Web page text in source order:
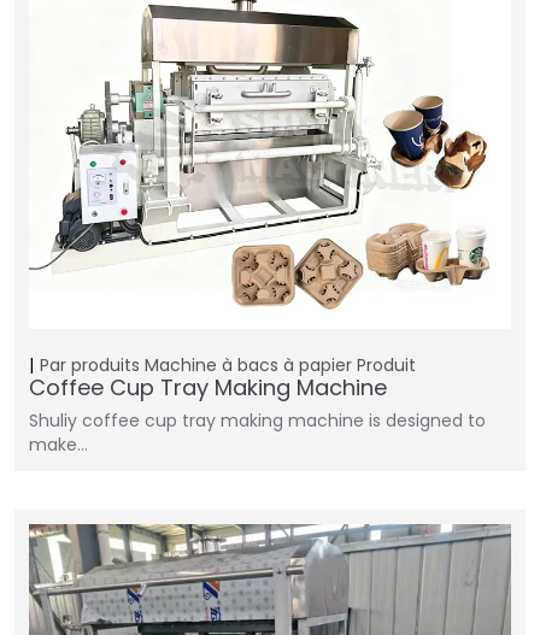
Par produits Machine à bacs à papier Produit
Coffee Cup Tray Making Machine
Shuliy coffee cup tray making machine is designed to
make…